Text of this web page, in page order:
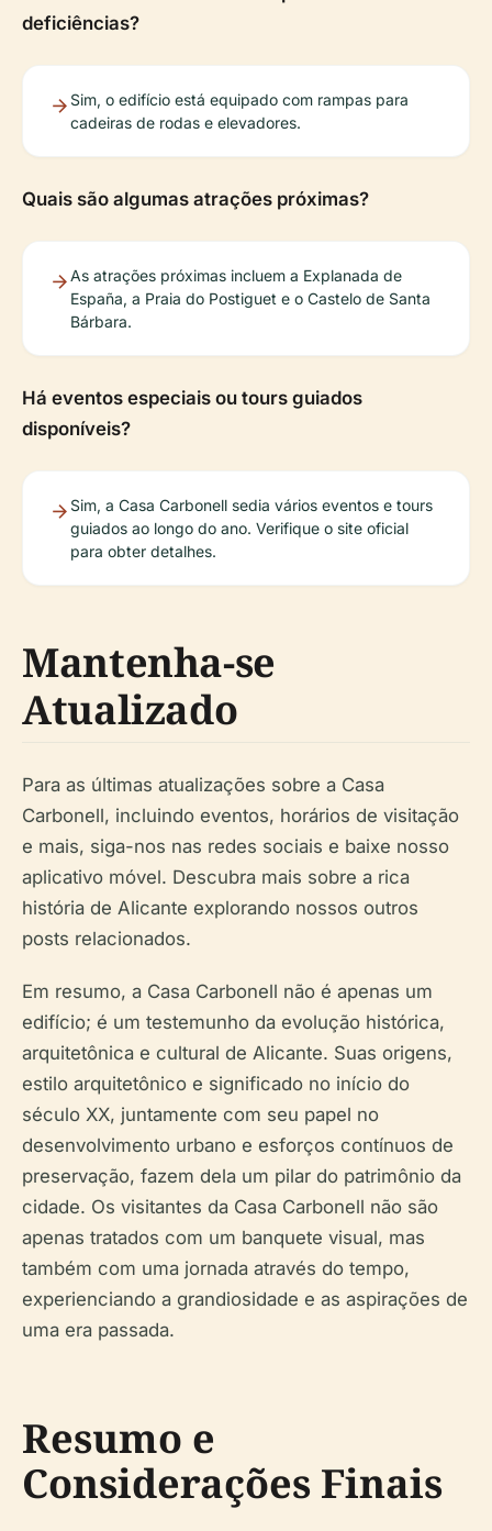
deficiências?
Sim, o edifício está equipado com rampas para
cadeiras de rodas e elevadores.
Quais são algumas atrações próximas?
As atrações próximas incluem a Explanada de
España, a Praia do Postiguet e o Castelo de Santa
Bárbara.
Há eventos especiais ou tours guiados
disponíveis?
Sim, a Casa Carbonell sedia vários eventos e tours
guiados ao longo do ano. Verifique o site oficial
para obter detalhes.
Mantenha-se
Atualizado
Para as últimas atualizações sobre a Casa
Carbonell, incluindo eventos, horários de visitação
e mais, siga-nos nas redes sociais e baixe nosso
aplicativo móvel. Descubra mais sobre a rica
história de Alicante explorando nossos outros
posts relacionados.
Em resumo, a Casa Carbonell não é apenas um
edifício; é um testemunho da evolução histórica,
arquitetônica e cultural de Alicante. Suas origens,
estilo arquitetônico e significado no início do
século XX, juntamente com seu papel no
desenvolvimento urbano e esforços contínuos de
preservação, fazem dela um pilar do patrimônio da
cidade. Os visitantes da Casa Carbonell não são
apenas tratados com um banquete visual, mas
também com uma jornada através do tempo,
experienciando a grandiosidade e as aspirações de
uma era passada.
Resumo e
Considerações Finais